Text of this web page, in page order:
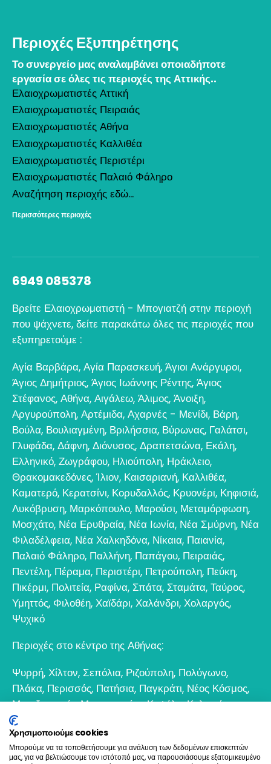
Περιοχές Εξυπηρέτησης
Το συνεργείο μας αναλαμβάνει οποιαδήποτε
εργασία σε όλες τις περιοχές της Αττικής..
Ελαιοχρωματιστές Αττική
Ελαιοχρωματιστές Πειραιάς
Ελαιοχρωματιστές Αθήνα
Ελαιοχρωματιστές Καλλιθέα
Ελαιοχρωματιστές Περιστέρι
Ελαιοχρωματιστές Παλαιό Φάληρο
Αναζήτηση περιοχής εδώ...
Περισσότερες περιοχές
6949 085378
Βρείτε Ελαιοχρωματιστή - Μπογιατζή στην περιοχή
που ψάχνετε, δείτε παρακάτω όλες τις περιοχές που
εξυπηρετούμε :
Αγία Βαρβάρα, Αγία Παρασκευή, Άγιοι Ανάργυροι,
Άγιος Δημήτριος, Άγιος Ιωάννης Ρέντης, Άγιος
Στέφανος, Αθήνα, Αιγάλεω, Άλιμος, Άνοιξη,
Αργυρούπολη, Αρτέμιδα, Αχαρνές - Μενίδι, Βάρη,
Βούλα, Βουλιαγμένη, Βριλήσσια, Βύρωνας, Γαλάτσι,
Γλυφάδα, Δάφνη, Διόνυσος, Δραπετσώνα, Εκάλη,
Ελληνικό, Ζωγράφου, Ηλιούπολη, Ηράκλειο,
Θρακομακεδόνες,Ίλιον, Καισαριανή, Καλλιθέα,
Καματερό, Κερατσίνι, Κορυδαλλός, Κρυονέρι, Κηφισιά,
Λυκόβρυση, Μαρκόπουλο, Μαρούσι, Μεταμόρφωση,
Μοσχάτο, Νέα Ερυθραία, Νέα Ιωνία, Νέα Σμύρνη, Νέα
Φιλαδέλφεια, Νέα Χαλκηδόνα, Νίκαια, Παιανία,
Παλαιό Φάληρο, Παλλήνη, Παπάγου, Πειραιάς,
Πεντέλη, Πέραμα, Περιστέρι, Πετρούπολη, Πεύκη,
Πικέρμι, Πολιτεία, Ραφίνα, Σπάτα, Σταμάτα, Ταύρος,
Υμηττός, Φιλοθέη, Χαϊδάρι, Χαλάνδρι, Χολαργός,
Ψυχικό
Περιοχές στο κέντρο της Αθήνας:
Ψυρρή, Χίλτον, Σεπόλια, Ριζούπολη, Πολύγωνο,
Πλάκα, Περισσός, Πατήσια, Παγκράτι, Νέος Κόσμος,
Μεταξουργείο,Μοναστηράκι,Κυψέλη,Κολωνός,
Κολωνάκι
Βοτανικός
Χρησιμοποιούμε cookies
Μπορούμε να τα τοποθετήσουμε για ανάλυση των δεδομένων επισκεπτών
μας, για να βελτιώσουμε τον ιστότοπό μας, να παρουσιάσουμε εξατομικευμένο